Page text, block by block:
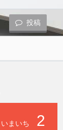
投稿
いまいち 2